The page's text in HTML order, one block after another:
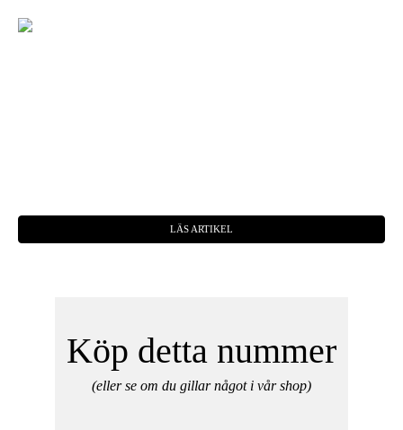
LÄS ARTIKEL
Köp detta nummer
(eller se om du gillar något i vår shop)